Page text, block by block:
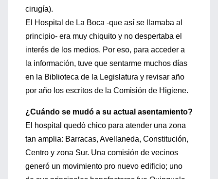
cirugía).
El Hospital de La Boca -que así se llamaba al
principio- era muy chiquito y no despertaba el
interés de los medios. Por eso, para acceder a
la información, tuve que sentarme muchos días
en la Biblioteca de la Legislatura y revisar año
por año los escritos de la Comisión de Higiene.
¿Cuándo se mudó a su actual asentamiento?
El hospital quedó chico para atender una zona
tan amplia: Barracas, Avellaneda, Constitución,
Centro y zona Sur. Una comisión de vecinos
generó un movimiento pro nuevo edificio; uno